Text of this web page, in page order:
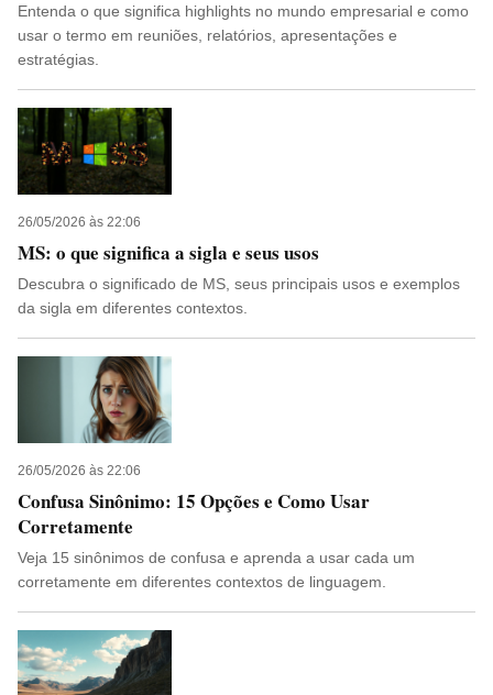
Entenda o que significa highlights no mundo empresarial e como
usar o termo em reuniões, relatórios, apresentações e
estratégias.
26/05/2026 às 22:06
MS: o que significa a sigla e seus usos
Descubra o significado de MS, seus principais usos e exemplos
da sigla em diferentes contextos.
26/05/2026 às 22:06
Confusa Sinônimo: 15 Opções e Como Usar
Corretamente
Veja 15 sinônimos de confusa e aprenda a usar cada um
corretamente em diferentes contextos de linguagem.